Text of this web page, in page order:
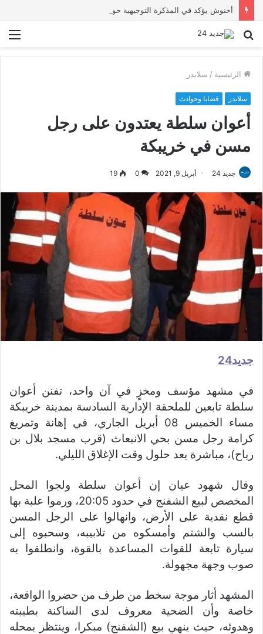
بحث
الرئيسية / سلايدر
سلايدر قضايا وحوادث
أعوان سلطة يعتدون على رجل
مسن في خريبكة
جديد 24 أبريل 9, 2021 0
19
جديد24
في مشهد مؤسف ومخزٍ في آن واحد، تفنن أعوان
سلطة تابعين للملحقة الإدارية السادسة بمدينة خريبكة
مساء الخميس 08 أبريل الجاري، في إهانة وتمريغ
كرامة رجل مسن بحي الانبعاث (قرب مسجد بلال بن
رباح)، مباشرة بعد حلول وقت الإغلاق الليلي.
وقال شهود عيان إن أعوان سلطة ولجوا المحل
المخصص لبيع الشفنج في حدود 20:05، ورموا علبة بها
قطع نقدية على الأرض، وانهالوا على الرجل المسن
بالسب والشتم وأمسكوه من تلابيبه، وسحبوه إلى
سيارة تابعة للقوات المساعدة بالقوة، وانطلقوا به
صوب وجهة مجهولة.
المشهد أثار موجة سخط من طرف من حضروا الواقعة،
خاصة وأن الضحية معروف لدى الساكنة بطيبته
وهدوئه، حيث ينهي بيع (الشفنج) مبكرا، وينتظر بمحله